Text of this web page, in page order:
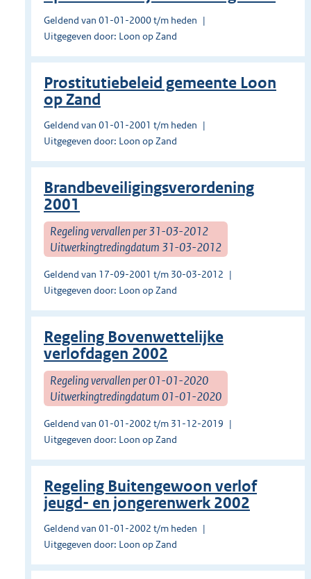
Geldend van 01-01-2000 t/m heden
Uitgegeven door: Loon op Zand
Prostitutiebeleid gemeente Loon
op Zand
Geldend van 01-01-2001 t/m heden
Uitgegeven door: Loon op Zand
Brandbeveiligingsverordening
2001
Regeling vervallen per 31-03-2012
Uitwerkingtredingdatum 31-03-2012
Geldend van 17-09-2001 t/m 30-03-2012
Uitgegeven door: Loon op Zand
Regeling Bovenwettelijke
verlofdagen 2002
Regeling vervallen per 01-01-2020
Uitwerkingtredingdatum 01-01-2020
Geldend van 01-01-2002 t/m 31-12-2019
Uitgegeven door: Loon op Zand
Regeling Buitengewoon verlof
jeugd- en jongerenwerk 2002
Geldend van 01-01-2002 t/m heden
Uitgegeven door: Loon op Zand